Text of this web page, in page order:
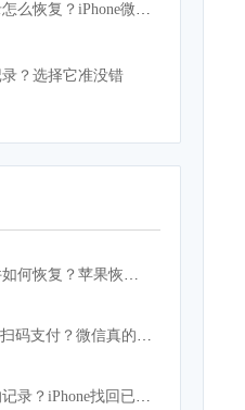
微信删除了聊天记录怎么恢复？iPhone微信记录恢复教程
？选择它准没错
苹果不小心删除软件如何恢复？苹果恢复大师小技巧
微信“扫一扫”只用来扫码支付？微信真的白用了！
如何恢复微信删除的记录？iPhone找回已删除微信记录的方法